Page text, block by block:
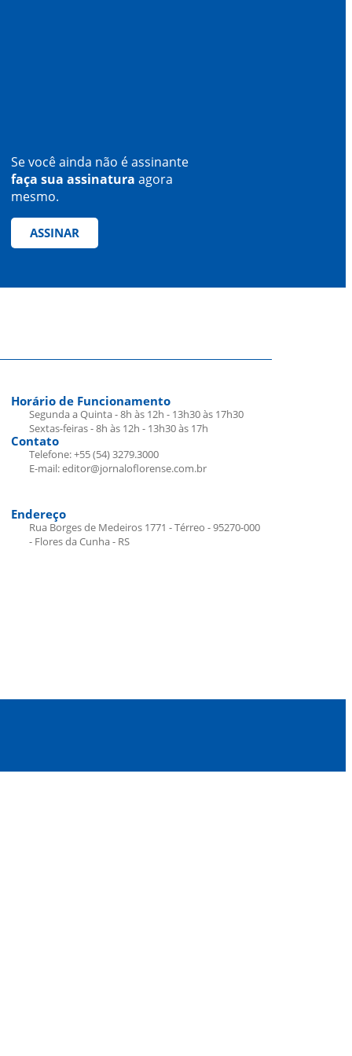
Se você ainda não é assinante
faça sua assinatura agora
mesmo.
ASSINAR
Horário de Funcionamento
Segunda a Quinta - 8h às 12h - 13h30 às 17h30
Sextas-feiras - 8h às 12h - 13h30 às 17h
Contato
Telefone: +55 (54) 3279.3000
E-mail: editor@jornaloflorense.com.br
Endereço
Rua Borges de Medeiros 1771 - Térreo - 95270-000
- Flores da Cunha - RS